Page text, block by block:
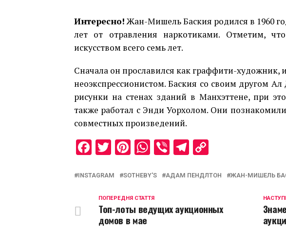
Интересно!Жан-Мишель Баския родился в 1960
лет от отравления наркотиками. Отметим,
искусством всего семь лет.
Сначала он прославился как граффити-художник,
неоэкспрессионистом. Баския со своим другом
рисунки на стенах зданий в Манхэттене, при
также работал с Энди Уорхолом. Они
совместных произведений.
Facebook
Twitter
Pinterest
WhatsApp
ViberTelegram
INSTAGRAM SOTHEBY'S АДАМ ПЕНДЛТОН ЖАН-МИШЕЛЬ
ПОПЕРЕДНЯ СТАТТЯ
Топ-лоты ведущих аукционных
домов в мае